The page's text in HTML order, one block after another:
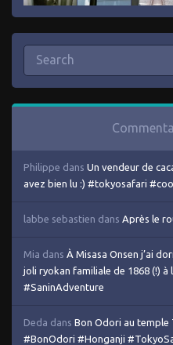
Philippe dans Un vendeur de
avez bien lu :) #tokyosafari
labbe sebastien dans Après le
Mia dans À Misasa Onsen j’ai
joli ryokan familiale de 1868 (!) à
#SaninAdventure
Deda dans Bon Odori au temple
#BonOdori #Honganji